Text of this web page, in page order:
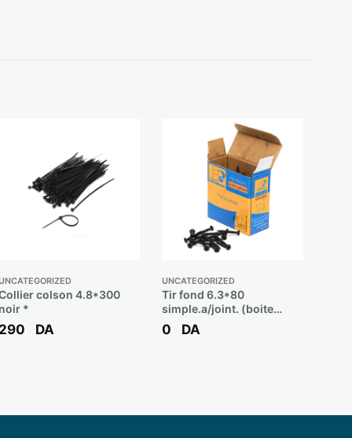
colson 4.8*300
*
DA
UNCATEGORIZED
Tir fond 6.3*80
simple.a/joint. (boite
180pcs) ** BOOCHNA
0 DA